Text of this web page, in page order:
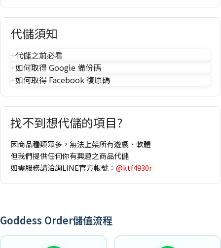
代儲須知
代儲之前必看
如何取得 Google 備份碼
如何取得 Facebook 復原碼
找不到想代儲的項目?
因商品種類眾多，無法上架所有遊戲、軟體
但我們提供任何你有興趣之商品代儲
如需服務請洽詢LINE官方帳號： @ktf4930r
Goddess Order儲值流程